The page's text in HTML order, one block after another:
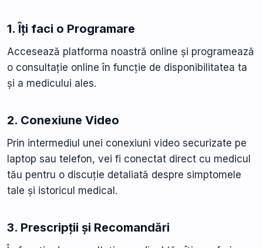
1. Îți faci o Programare
Accesează platforma noastră online și programează
o consultație online în funcție de disponibilitatea ta
și a medicului ales.
2. Conexiune Video
Prin intermediul unei conexiuni video securizate pe
laptop sau telefon, vei fi conectat direct cu medicul
tău pentru o discuție detaliată despre simptomele
tale și istoricul medical.
3. Prescripții și Recomandări